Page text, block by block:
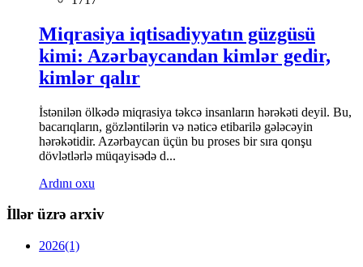
Miqrasiya iqtisadiyyatın güzgüsü
kimi: Azərbaycandan kimlər gedir,
kimlər qalır
İstənilən ölkədə miqrasiya təkcə insanların hərəkəti deyil. Bu,
bacarıqların, gözləntilərin və nəticə etibarilə gələcəyin
hərəkətidir. Azərbaycan üçün bu proses bir sıra qonşu
dövlətlərlə müqayisədə d...
Ardını oxu
İllər üzrə arxiv
2026(1)